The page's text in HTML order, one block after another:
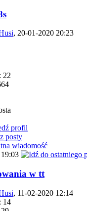
, 20-01-2020 20:23
22
profil
posty
wiadomość
19:03
w tt
, 11-02-2020 12:14
14